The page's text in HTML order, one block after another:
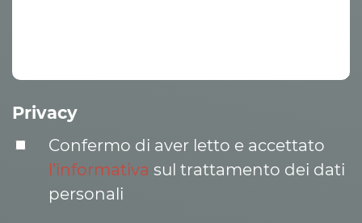
Privacy
Confermo di aver letto e accettato
l’informativa sul trattamento dei dati
personali